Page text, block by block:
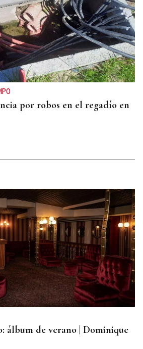
por robos en el regadío en
para o censo das aves galegas
álbum de verano | Dominique